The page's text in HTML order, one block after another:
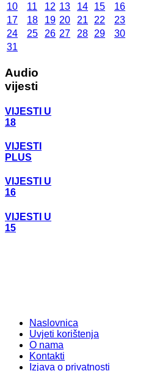
10
11 12 13 14 15
16
17
18 19 20 21 22
23
24
25 26 27 28 29
30
31
Audio
vijesti
VIJESTI U
18
VIJESTI
PLUS
VIJESTI U
16
VIJESTI U
15
Naslovnica
Uvjeti korištenja
O nama
Kontakti
Izjava o privatnosti